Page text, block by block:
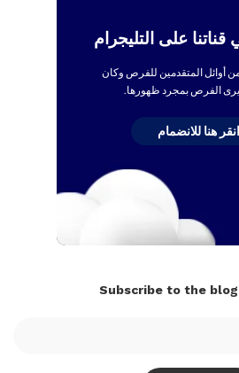
على التليجرام
أوائل المتقدمين للفرص وكان
الفرص بمجرد ظهورها.
انقر هنا للانضمام
Subscribe to the